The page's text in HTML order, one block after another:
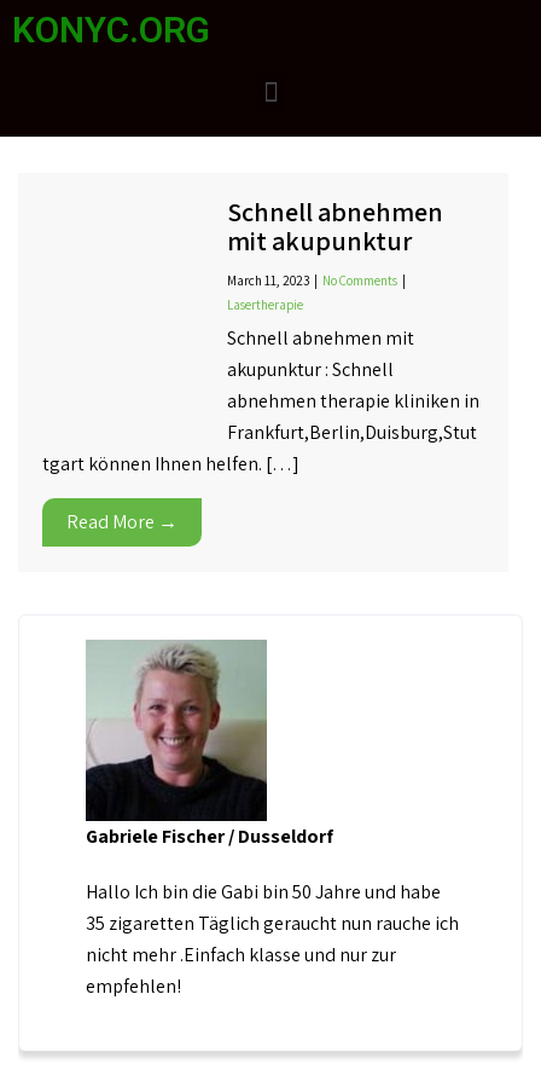
KONYC.ORG
Schnell abnehmen
mit akupunktur
March 11, 2023 No Comments
Lasertherapie
Schnell abnehmen mit
akupunktur : Schnell
abnehmen therapie kliniken in
Frankfurt,Berlin,Duisburg,Stut
tgart können Ihnen helfen. […]
Read More →
Gabriele Fischer / Dusseldorf
Hallo Ich bin die Gabi bin 50 Jahre und habe
35 zigaretten Täglich geraucht nun rauche ich
nicht mehr .Einfach klasse und nur zur
empfehlen!